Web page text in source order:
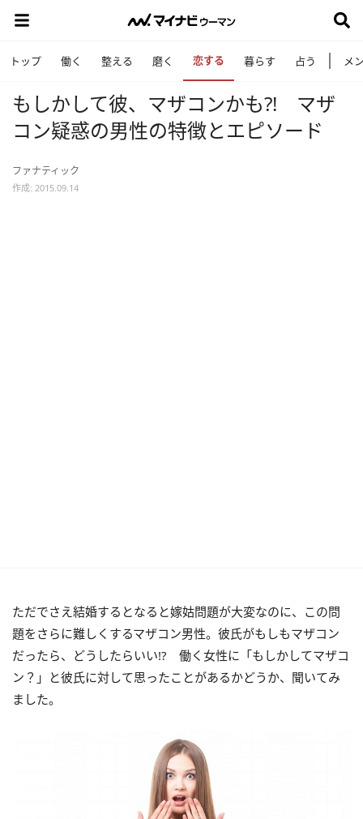
トップ 働く 整える 磨く 恋する 暮らす 占う メ
もしかして彼、マザコンかも?! マザ
コン疑惑の男性の特徴とエピソード
ファナティック
作成: 2015.09.14
ただでさえ結婚するとなると嫁姑問題が大変なのに、この問
題をさらに難しくするマザコン男性。彼氏がもしもマザコン
だったら、どうしたらいい!? 働く女性に「もしかしてマザコ
ン？」と彼氏に対して思ったことがあるかどうか、聞いてみ
ました。